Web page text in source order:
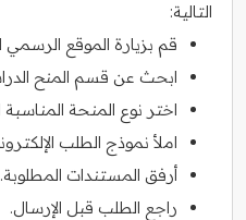
التالية:
قم بزيارة الموقع
ابحث عن قسم المنح
اختر نوع المنحة
املأ نموذج الطلب
أرفق المستندات المطلوبة.
راجع الطلب قبل الإرسال.